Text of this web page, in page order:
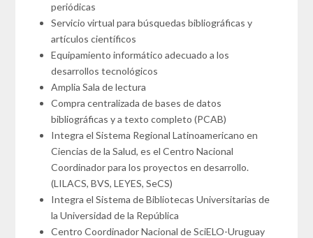
periódicas
Servicio virtual para búsquedas bibliográficas y
artículos científicos
Equipamiento informático adecuado a los
desarrollos tecnológicos
Amplia Sala de lectura
Compra centralizada de bases de datos
bibliográficas y a texto completo (PCAB)
Integra el Sistema Regional Latinoamericano en
Ciencias de la Salud, es el Centro Nacional
Coordinador para los proyectos en desarrollo.
(LILACS, BVS, LEYES, SeCS)
Integra el Sistema de Bibliotecas Universitarias de
la Universidad de la República
Centro Coordinador Nacional de SciELO-Uruguay